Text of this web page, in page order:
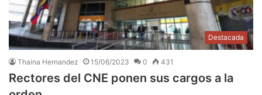
Destacada
Thaina Hernandez 15/06/2023 0 431
Rectores del CNE ponen sus cargos a la